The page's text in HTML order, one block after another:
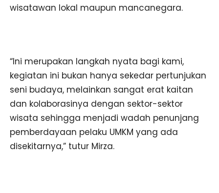
wisatawan lokal maupun mancanegara.
“Ini merupakan langkah nyata bagi kami,
kegiatan ini bukan hanya sekedar pertunjukan
seni budaya, melainkan sangat erat kaitan
dan kolaborasinya dengan sektor-sektor
wisata sehingga menjadi wadah penunjang
pemberdayaan pelaku UMKM yang ada
disekitarnya,” tutur Mirza.